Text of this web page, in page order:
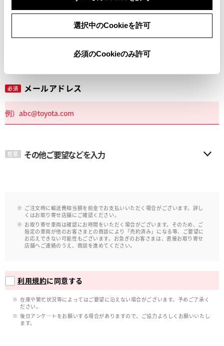
選択中のCookieを許可
必須のCookieのみ許可
必須 メールアドレス
任意 その他ご要望などを入力
ご注文時に輸送費相当額を前金でお支払いいただく場合がございます。詳し
くはお取り寄せ店舗にご確認ください。
お取り寄せ車両は確認にお時間をいただく場合がございます。そのため、ご
指定の車両が他のお客さまとの商談により「売約済み」になる等、ご要望に
お応えできない可能性もございます。お急ぎのお客さまは、直接お取り寄せ
店舗へご連絡のうえ、商談を進めてください。
利用規約に同意する
在庫や繁忙状況等によってはご要望に沿えない場合がございます。予めご了承く
ださい。
後日アンケ―トをお願いする場合がありますので、ご協力よろしくお願いいたし
ます。